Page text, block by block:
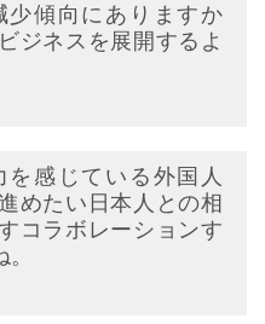
少傾向にありますか
ジネスを展開するよ
感じている外国人
めたい日本人との相
コラボレーションす